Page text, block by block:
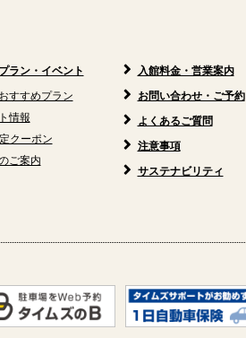
ラン・イベント
すすめプラン
情報
クーポン
ご案内
入館料金・営業案内
お問い合わせ・ご予約
よくあるご質問
注意事項
サステナビリティ